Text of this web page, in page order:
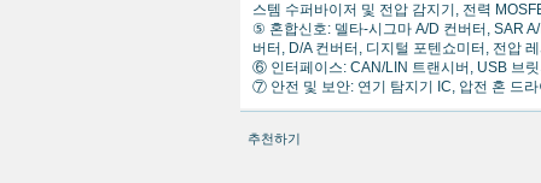
스템 수퍼바이저 및 전압 감지기, 전력
⑤ 혼합신호: 델타-시그마 A/D 컨버터, SAR
버터, D/A 컨버터, 디지털 포텐쇼미터, 전압
⑥ 인터페이스: CAN/LIN 트랜시버, USB 브
⑦ 안전 및 보안: 연기 탐지기 IC, 압전 혼 드
추천하기